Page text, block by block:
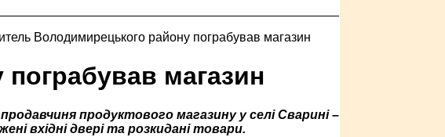
магазин
продуктового магазину у селі Сварині –
вхідні двері та розкидані товари.